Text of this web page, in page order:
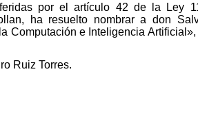
por el artículo 42 de la Ley
ha resuelto nombrar a don
Computación e Inteligencia
Ruiz Torres.